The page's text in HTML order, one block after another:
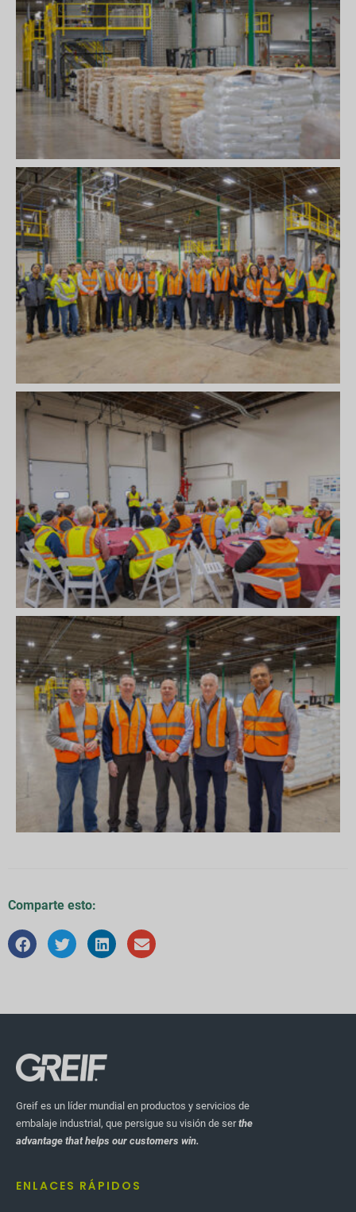
Comparte esto:
Greif es un líder mundial en productos y servicios de
embalaje industrial, que persigue su visión de serthe
advantage that helps our customers win.
ENLACES RÁPIDOS